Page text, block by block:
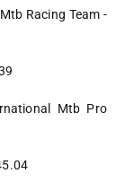
Racing Team -
Mtb Pro